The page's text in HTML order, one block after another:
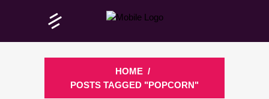
HOME /
POSTS TAGGED "POPCORN"